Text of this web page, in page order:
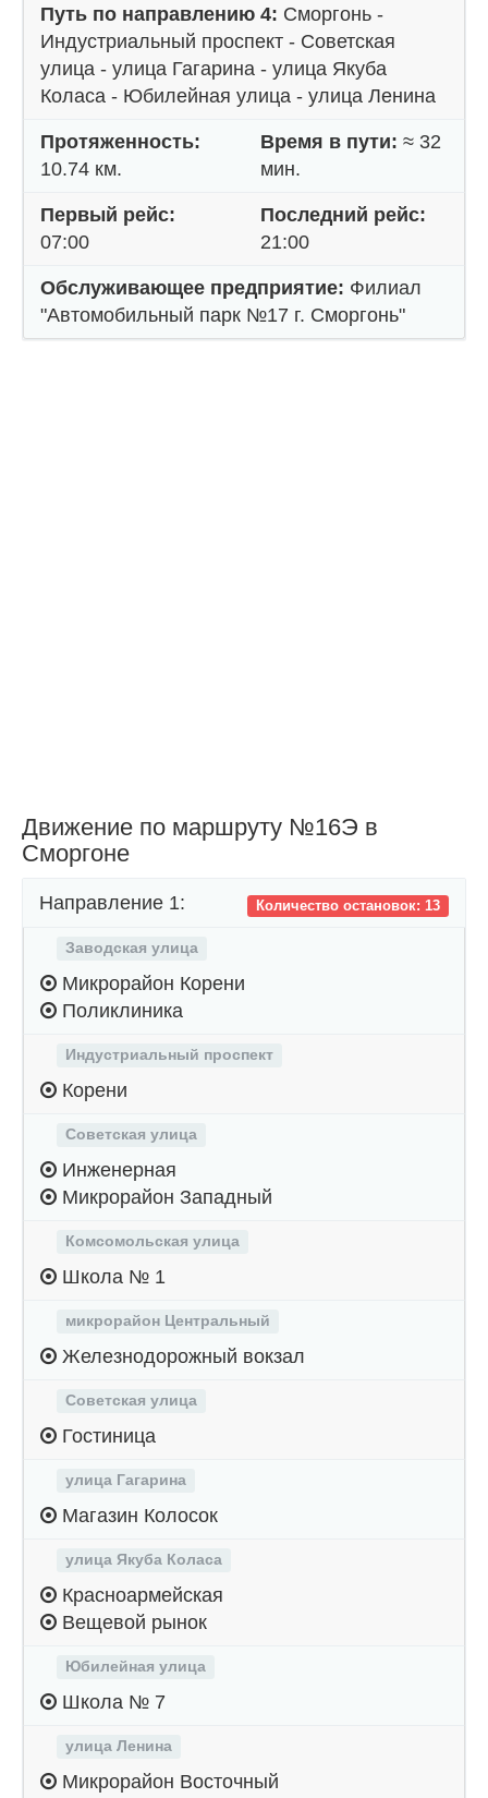
Путь по направлению 4: Сморгонь -
Индустриальный проспект - Советская
улица - улица Гагарина - улица Якуба
Коласа - Юбилейная улица - улица Ленина
Протяженность:
10.74 км.
Время в пути: ≈ 32
мин.
Первый рейс:
07:00
Последний рейс:
21:00
Обслуживающее предприятие: Филиал
"Автомобильный парк №17 г. Сморгонь"
Движение по маршруту №16Э в
Сморгоне
Количество остановок: 13
Направление 1:
Заводская улица
Микрорайон Корени
Поликлиника
Индустриальный проспект
Корени
Советская улица
Инженерная
Микрорайон Западный
Комсомольская улица
Школа № 1
микрорайон Центральный
Железнодорожный вокзал
Советская улица
Гостиница
улица Гагарина
Магазин Колосок
улица Якуба Коласа
Красноармейская
Вещевой рынок
Юбилейная улица
Школа № 7
улица Ленина
Микрорайон Восточный